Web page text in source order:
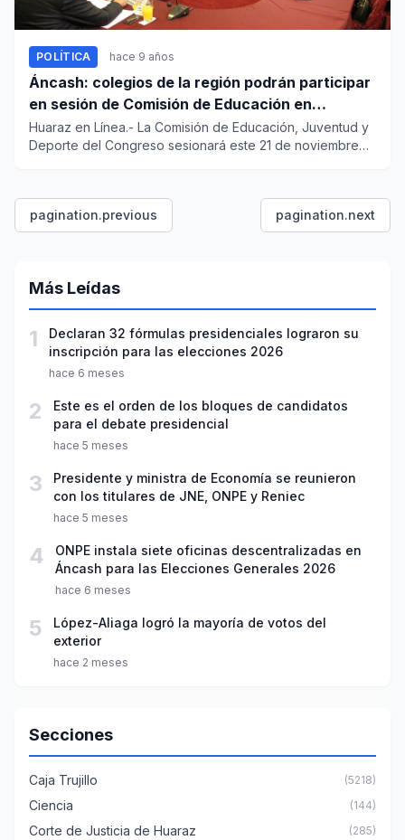
POLÍTICA hace 9 años
Áncash: colegios de la región podrán participar
en sesión de Comisión de Educación en
Chimbote
Huaraz en Línea.- La Comisión de Educación, Juventud y
Deporte del Congreso sesionará este 21 de noviembre
pagination.previous pagination.next
Más Leídas
1
Declaran 32 fórmulas presidenciales lograron su
inscripción para las elecciones 2026
hace 6 meses
2
Este es el orden de los bloques de candidatos
para el debate presidencial
hace 5 meses
3
Presidente y ministra de Economía se reunieron
con los titulares de JNE, ONPE y Reniec
hace 5 meses
4
ONPE instala siete oficinas descentralizadas en
Áncash para las Elecciones Generales 2026
hace 6 meses
5
López-Aliaga logró la mayoría de votos del
exterior
hace 2 meses
Secciones
Caja Trujillo (5218)
Ciencia (144)
Corte de Justicia de Huaraz (285)